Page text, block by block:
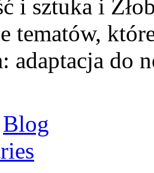
i sztuka i
tematów,
adaptacja do
Blog